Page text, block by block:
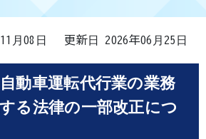
月08日 更新日 2026年06月25日
動車運転代行業の業務
る法律の一部改正につ